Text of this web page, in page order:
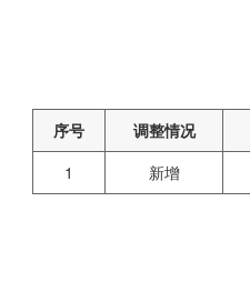
序号 调整情况
1
新增